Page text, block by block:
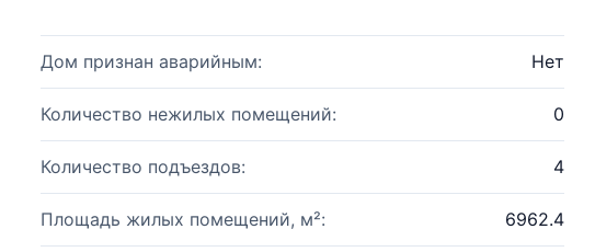
Дом признан аварийным: Нет
Количество нежилых помещений: 0
Количество подъездов: 4
Площадь жилых помещений, м²: 6962.4